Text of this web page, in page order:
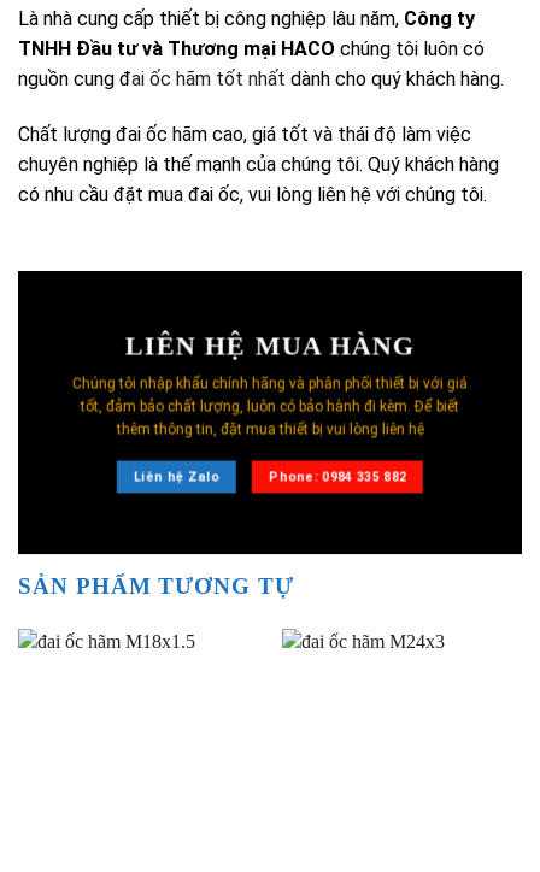
Là nhà cung cấp thiết bị công nghiệp lâu năm, Công ty
TNHH Đầu tư và Thương mại HACO chúng tôi luôn có
nguồn cung đai ốc hãm tốt nhất dành cho quý khách hàng.
Chất lượng đai ốc hãm cao, giá tốt và thái độ làm việc
chuyên nghiệp là thế mạnh của chúng tôi. Quý khách hàng
có nhu cầu đặt mua đai ốc, vui lòng liên hệ với chúng tôi.
LIÊN HỆ MUA HÀNG
Chúng tôi nhập khẩu chính hãng và phân phối thiết bị với giá
tốt, đảm bảo chất lượng, luôn có bảo hành đi kèm. Để biết
thêm thông tin, đặt mua thiết bị vui lòng liên hệ
Liên hệ Zalo Phone: 0984 335 882
SẢN PHẨM TƯƠNG TỰ